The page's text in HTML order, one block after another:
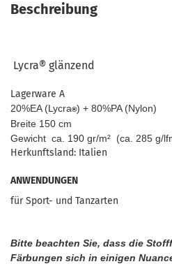
Beschreibung
Lycra® glänzend
Lagerware A
20%EA (Lycra®) + 80%PA (Nylon)
Breite 150 cm
Gewicht ca. 190 gr/m² (ca. 285 g/
Herkunftsland: Italien
ANWENDUNGEN
für Sport- und Tanzarten
Bitte beachten Sie, dass die
Färbungen sich in einigen